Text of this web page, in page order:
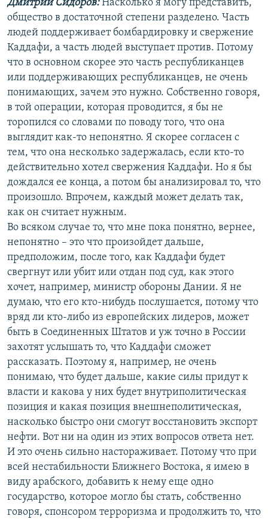
Дмитрий Сидоров:Насколько я могу представить,
общество в достаточной степени разделено. Часть
людей поддерживает бомбардировку и свержение
Каддафи, а часть людей выступает против. Потому
что в основном скорее это часть республиканцев
или поддерживающих республиканцев, не очень
понимающих, зачем это нужно. Собственно говоря,
в той операции, которая проводится, я бы не
торопился со словами по поводу того, что она
выглядит как-то непонятно. Я скорее согласен с
тем, что она несколько задержалась, если кто-то
действительно хотел свержения Каддафи. Но я бы
дождался ее конца, а потом бы анализировал то, что
произошло. Впрочем, каждый может делать так,
как он считает нужным.
Во всяком случае то, что мне пока понятно, вернее,
непонятно – это что произойдет дальше,
предположим, после того, как Каддафи будет
свергнут или убит или отдан под суд, как этого
хочет, например, министр обороны Дании. Я не
думаю, что его кто-нибудь послушается, потому что
вряд ли кто-либо из европейских лидеров, может
быть в Соединенных Штатов и уж точно в России
захотят услышать то, что Каддафи сможет
рассказать. Поэтому я, например, не очень
понимаю, что будет дальше, какие силы придут к
власти и какова у них будет внутриполитическая
позиция и какая позиция внешнеполитическая,
насколько быстро они смогут восстановить экспорт
нефти. Вот ни на один из этих вопросов ответа нет.
И это очень сильно настораживает. Потому что при
всей нестабильности Ближнего Востока, я имею в
виду арабского, добавить к нему еще одно
государство, которое могло бы стать, собственно
говоря, спонсором терроризма и продолжить то, что